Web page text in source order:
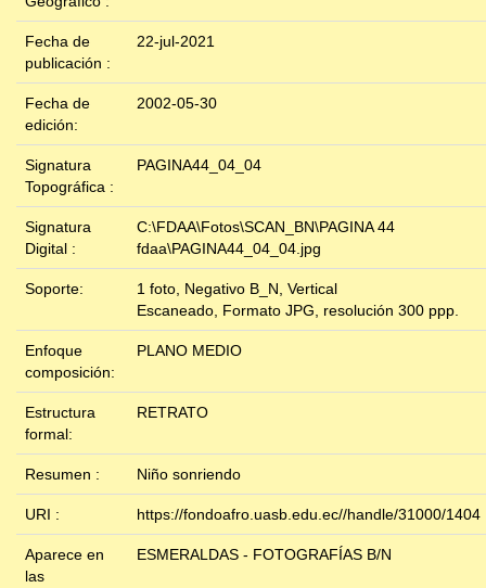
Fecha de
publicación :
22-jul-2021
Fecha de
edición:
2002-05-30
Signatura
Topográfica :
PAGINA44_04_04
Signatura
Digital :
C:\FDAA\Fotos\SCAN_BN\PAGINA 44
fdaa\PAGINA44_04_04.jpg
Soporte:
1 foto, Negativo B_N, Vertical
Escaneado, Formato JPG, resolución 300 ppp.
Enfoque
composición:
PLANO MEDIO
Estructura
formal:
RETRATO
Resumen : Niño sonriendo
URI : https://fondoafro.uasb.edu.ec//handle/31000/1404
Aparece en
las
ESMERALDAS - FOTOGRAFÍAS B/N